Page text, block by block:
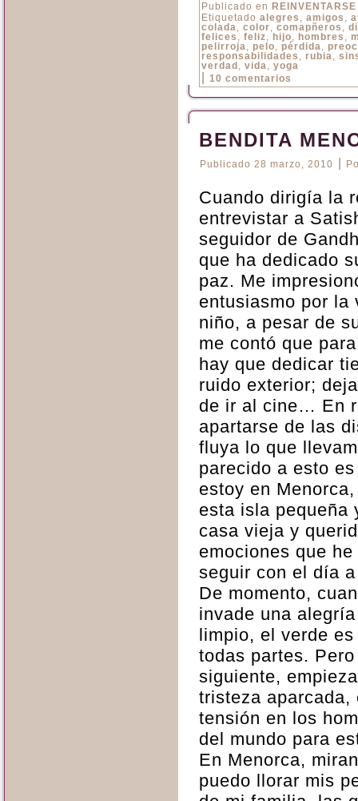
Publicado en REINVENTARSE
Etiquetado alegres , amigos ,
colada, color, comapñeros ,
felices , feliz, hijo, hombres ,
pelirroja, pelo, pérdida,
responsabilidades , rubia,
verdad , vida, yoga
10 comentarios
BENDITA
Publicado 28 marzo, 2010
Cuando dirigía la
entrevistar a
seguidor de
que ha dedicado
paz. Me
entusiasmo por la
niño, a pesar de
me contó que
hay que dedicar
ruido exterior;
de ir al cine… En
apartarse de las
fluya lo que
parecido a esto
estoy en
esta isla pequeña
casa vieja y
emociones que
seguir con el día
De momento,
invade una
limpio, el verde
todas partes.
siguiente,
tristeza
tensión en los
del mundo para
En Menorca,
puedo llorar mis